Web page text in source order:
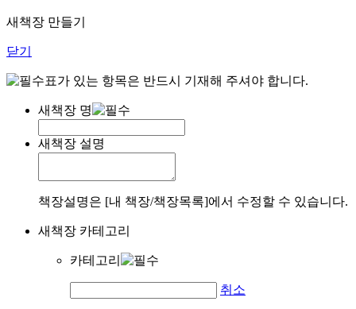
새책장 만들기
닫기
표가 있는 항목은 반드시 기재해 주셔야 합니다.
새책장 명
새책장 설명
책장설명은 [내 책장/책장목록]에서 수정할 수 있습니다.
새책장 카테고리
카테고리
취소